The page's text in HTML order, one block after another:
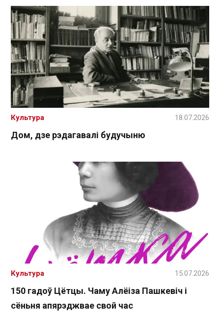
Дом, дзе рэдагавалі будучыню
Культура 18.07.2026
150 гадоў Цётцы. Чаму Алёіза Пашкевіч і
сёньня апярэджвае свой час
Культура 15.07.2026